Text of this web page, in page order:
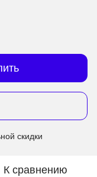
скидки
К сравнению